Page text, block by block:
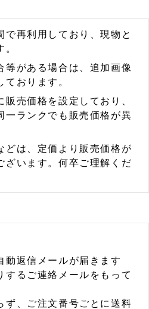
で再利用しており、現物と
等がある場合は、追加画像
ております。
販売価格を設定しており、
一ランクでも販売価格が異
どは、定価より販売価格が
ざいます。何卒ご理解くだ
動返信メールが届きます
するご連絡メールをもって
ず、ご注文番号ごとに送料